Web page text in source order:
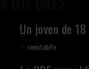
Un joven de
revistabife